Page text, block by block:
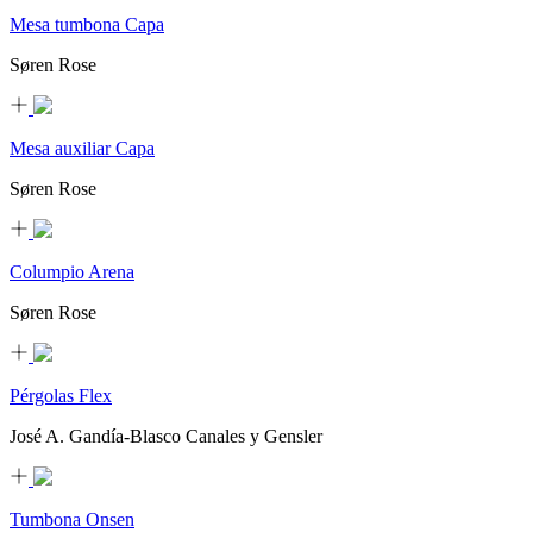
Mesa tumbona Capa
Søren Rose
Mesa auxiliar Capa
Søren Rose
Columpio Arena
Søren Rose
Pérgolas Flex
José A. Gandía-Blasco Canales y Gensler
Tumbona Onsen